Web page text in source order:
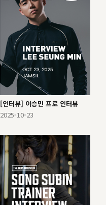
[인터뷰] 이승민 프로 인터뷰
2025-10-23